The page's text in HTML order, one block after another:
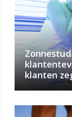
klanten